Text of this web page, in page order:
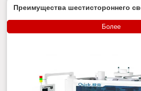
Преимущества шестистороннего
Более